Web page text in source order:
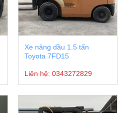
Xe nâng dầu 1.5 tấn
Toyota 7FD15
Liên hệ: 0343272829